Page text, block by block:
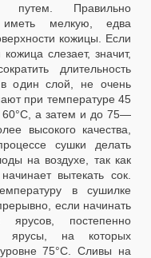
путем. Правильно
мелкую, едва
кожицы. Если
слезает, значит,
длительность
в один слой, не очень
при температуре 45
а затем и до 75—
высокого качества,
сушки делать
на воздухе, так как
вытекать сок.
в сушилке
если начинать
ярусов, постепенно
ярусы, на которых
75°С. Сливы на